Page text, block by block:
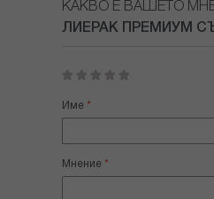
КАКВО Е ВАШЕТО
ЛИЕРАК ПРЕМИУМ
star
stars
stars
stars
stars
Име
Мнение